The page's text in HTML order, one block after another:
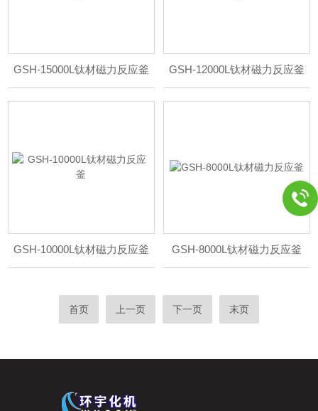
GSH-15000L钛材磁力反应釜 GSH-12000L钛材磁力反应釜
GSH-10000L钛材磁力反应釜 GSH-8000L钛材磁力反应釜
首页 上一页 下一页 末页